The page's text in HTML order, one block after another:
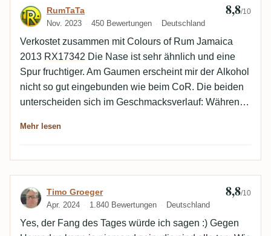
sehr lang, mit einer sehr angenehmen Minznote.
Vielleicht 4 oder 5 Grad weniger, um perfekt zu sein. -
> das H ist der top❤️
Bewertung von RumTaTa
RumTaTa
Nov. 2023 450 Bewertungen Deutschland
8,8/10
Verkostet zusammen mit Colours of Rum Jamaica
2013 RX17342 Die Nase ist sehr ähnlich und eine
Spur fruchtiger. Am Gaumen erscheint mir der Alkohol
nicht so gut eingebunden wie beim CoR. Die beiden
unterscheiden sich im Geschmacksverlauf: Während
salzig und Oliven schwenkt geht das beim S.B.S
sind sich die beiden sehr ähnlich. Unterschiede im
Nachklang festzustellen ist bei diesen Rums echt
schwer! Ich würde sie in dieser Hinsicht blind nicht
unterscheiden können. Alles in allem gefällt mir der
CoR wegen seiner ausgeprägteren Süße und besser
Mehr lesen
Bewertung von Timo Groeger
Timo Groeger
Apr. 2024 1.840 Bewertungen Deutschland
8,8/10
Yes, der Fang des Tages würde ich sagen :) Gegen